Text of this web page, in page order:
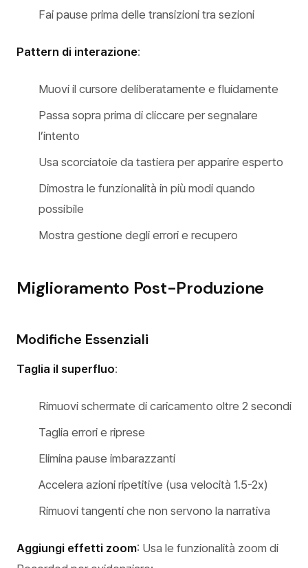
Fai pause prima delle transizioni tra sezioni
Pattern di interazione:
Muovi il cursore deliberatamente e fluidamente
Passa sopra prima di cliccare per segnalare
l’intento
Usa scorciatoie da tastiera per apparire esperto
Dimostra le funzionalità in più modi quando
possibile
Mostra gestione degli errori e recupero
Miglioramento Post-Produzione
Modifiche Essenziali
Taglia il superfluo:
Rimuovi schermate di caricamento oltre 2 secondi
Taglia errori e riprese
Elimina pause imbarazzanti
Accelera azioni ripetitive (usa velocità 1.5-2x)
Rimuovi tangenti che non servono la narrativa
Aggiungi effetti zoom: Usa le funzionalità zoom di